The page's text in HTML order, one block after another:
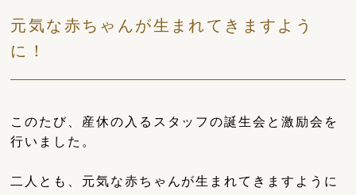
元気な赤ちゃんが生まれてきますよう
に！
このたび、産休の入るスタッフの誕生会と激励会を
行いました。
二人とも、元気な赤ちゃんが生まれてきますように